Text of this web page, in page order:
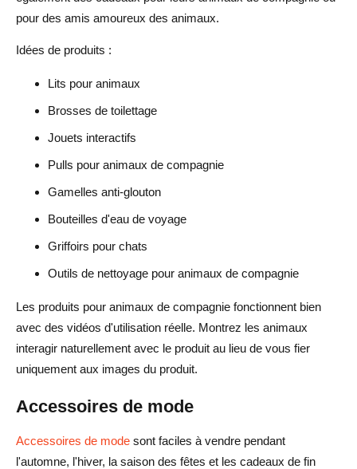
pour des amis amoureux des animaux.
Idées de produits :
Lits pour animaux
Brosses de toilettage
Jouets interactifs
Pulls pour animaux de compagnie
Gamelles anti-glouton
Bouteilles d'eau de voyage
Griffoirs pour chats
Outils de nettoyage pour animaux de compagnie
Les produits pour animaux de compagnie fonctionnent bien
avec des vidéos d'utilisation réelle. Montrez les animaux
interagir naturellement avec le produit au lieu de vous fier
uniquement aux images du produit.
Accessoires de mode
Accessoires de mode sont faciles à vendre pendant
l'automne, l'hiver, la saison des fêtes et les cadeaux de fin